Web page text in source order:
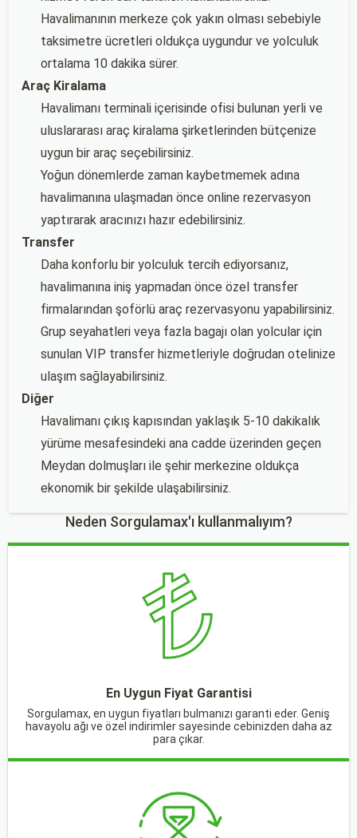
Havalimanının merkeze çok yakın olması sebebiyle
taksimetre ücretleri oldukça uygundur ve yolculuk
ortalama 10 dakika sürer.
Araç Kiralama
Havalimanı terminali içerisinde ofisi bulunan yerli ve
uluslararası araç kiralama şirketlerinden bütçenize
uygun bir araç seçebilirsiniz.
Yoğun dönemlerde zaman kaybetmemek adına
havalimanına ulaşmadan önce online rezervasyon
yaptırarak aracınızı hazır edebilirsiniz.
Transfer
Daha konforlu bir yolculuk tercih ediyorsanız,
havalimanına iniş yapmadan önce özel transfer
firmalarından şoförlü araç rezervasyonu yapabilirsiniz.
Grup seyahatleri veya fazla bagajı olan yolcular için
sunulan VIP transfer hizmetleriyle doğrudan otelinize
ulaşım sağlayabilirsiniz.
Diğer
Havalimanı çıkış kapısından yaklaşık 5-10 dakikalık
yürüme mesafesindeki ana cadde üzerinden geçen
Meydan dolmuşları ile şehir merkezine oldukça
ekonomik bir şekilde ulaşabilirsiniz.
Neden Sorgulamax'ı kullanmalıyım?
En Uygun Fiyat Garantisi
Sorgulamax, en uygun fiyatları bulmanızı garanti eder. Geniş
havayolu ağı ve özel indirimler sayesinde cebinizden daha az
para çıkar.